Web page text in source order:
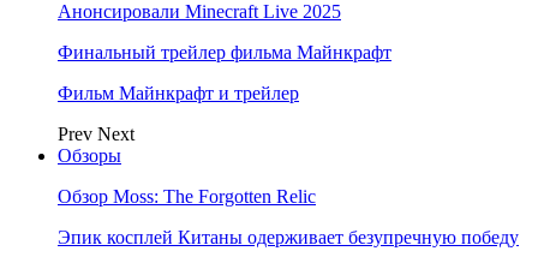
Анонсировали Minecraft Live 2025
Финальный трейлер фильма Майнкрафт
Фильм Майнкрафт и трейлер
Prev Next
Обзоры
Обзор Moss: The Forgotten Relic
Эпик косплей Китаны одерживает безупречную победу